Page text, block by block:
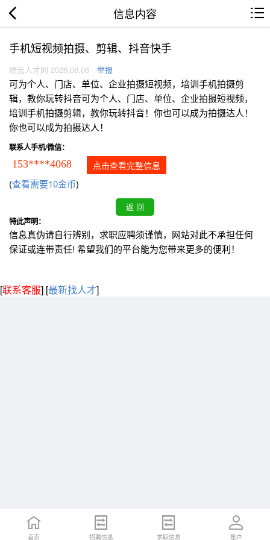
信息内容
手机短视频拍摄、剪辑、抖音快手
缙云人才网 2026.08.06 举报
可为个人、门店、单位、企业拍摄短视频，培训手机拍摄剪
辑，教你玩转抖音可为个人、门店、单位、企业拍摄短视频，
培训手机拍摄剪辑，教你玩转抖音！你也可以成为拍摄达人！
你也可以成为拍摄达人！
联系人手机/微信：
153****4068 点击查看完整信息
(查看需要10金币)
特此声明：
信息真伪请自行辨别，求职应聘须谨慎，网站对此不承担任何
保证或连带责任! 希望我们的平台能为您带来更多的便利！
[联系客服] [最新找人才]
首页 招聘信息 求职信息 账户